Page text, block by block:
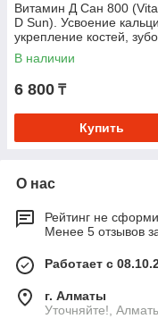
Витамин Д Сан 800
D Sun). Усвоение
укрепление костей,
поддержка иммунной,
нервной систем
В наличии
6 800 ₸
Купить
О нас
Рейтинг не
Менее 5 отзывов
Работает с
г. Алматы
Уточняйте!,